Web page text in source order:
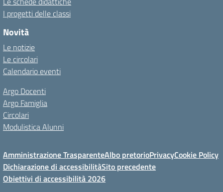
I progetti delle classi
Novità
Le notizie
Le circolari
Calendario eventi
Argo Docenti
Argo Famiglia
Circolari
Modulistica Alunni
Amministrazione TrasparenteAlbo pretorioPrivacyCookie Policy
Dichiarazione di accessibilitàSito precedente
Obiettivi di accessibilità 2026